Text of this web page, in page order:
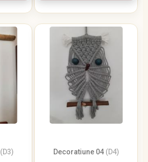
(D3) Decoratiune 04 (D4)